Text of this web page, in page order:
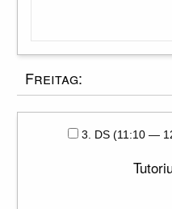
Freitag:
3. DS (11:10 —